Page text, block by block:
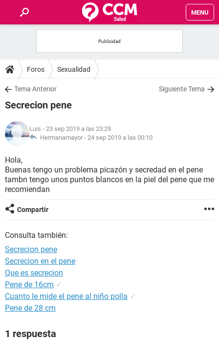
MENU
FOROS
SALUD
NUTRICIÓN
BIENESTAR
SEXUALIDAD
GLOSARIO
Foros Sexualidad
Tema Anterior Siguiente Tema
Secrecion pene
Luis - 23 sep 2019 a las 23:29
Hermanamayor - 24 sep 2019 a las 00:10
Hola,
Buenas tengo un problema picazón y secredad en el pene
tambn tengo unos puntos blancos en la piel del pene que me
recomiendan
Compartir
Consulta también:
Secrecion pene
Secrecion en el pene
Que es secrecion
Pene de 16cm ✓
Cuanto le mide el pene al niño polla ✓
Pene de 28 cm
1 respuesta